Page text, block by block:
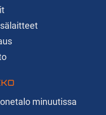
minuutissa